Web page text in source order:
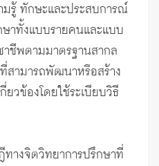
รู้ ทักษะและประสบการณ์
ษาทั้งแบบรายคนและแบบ
ชีพตามมาตรฐานสากล
สามารถพัฒนาหรือสร้าง
วข้องโดยใช้ระเบียบวิธี
างจิตวิทยาการปรึกษาที่